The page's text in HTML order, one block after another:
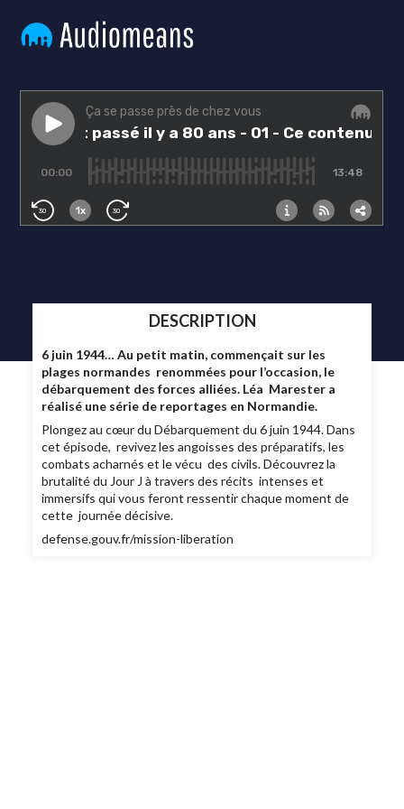
DESCRIPTION
6 juin 1944… Au petit matin, commençait sur les
plages normandes renommées pour l’occasion, le
débarquement des forces alliées. Léa Marester a
réalisé une série de reportages en Normandie.
Plongez au cœur du Débarquement du 6 juin 1944. Dans
cet épisode, revivez les angoisses des préparatifs, les
combats acharnés et le vécu des civils. Découvrez la
brutalité du Jour J à travers des récits intenses et
immersifs qui vous feront ressentir chaque moment de
cette journée décisive.
defense.gouv.fr/mission-liberation